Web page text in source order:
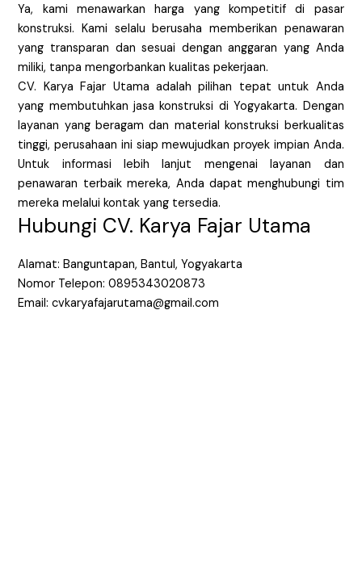
Ya, kami menawarkan harga yang kompetitif di pasar
konstruksi. Kami selalu berusaha memberikan penawaran
yang transparan dan sesuai dengan anggaran yang Anda
miliki, tanpa mengorbankan kualitas pekerjaan.
CV. Karya Fajar Utama adalah pilihan tepat untuk Anda
yang membutuhkan jasa konstruksi di Yogyakarta. Dengan
layanan yang beragam dan material konstruksi berkualitas
tinggi, perusahaan ini siap mewujudkan proyek impian Anda.
Untuk informasi lebih lanjut mengenai layanan dan
penawaran terbaik mereka, Anda dapat menghubungi tim
mereka melalui kontak yang tersedia.
Hubungi CV. Karya Fajar Utama
Alamat: Banguntapan, Bantul, Yogyakarta
Nomor Telepon: 0895343020873
Email: cvkaryafajarutama@gmail.com